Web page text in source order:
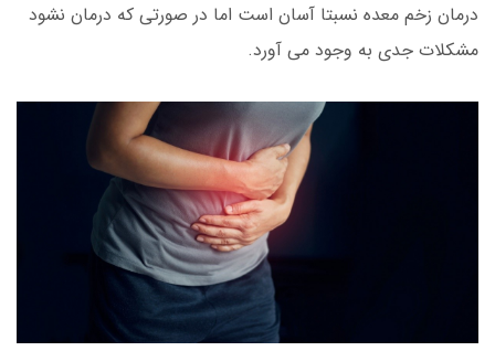
درمان زخم معده نسبتا آسان است اما در صورتی که درمان نشود
مشکلات جدی به وجود می آورد.